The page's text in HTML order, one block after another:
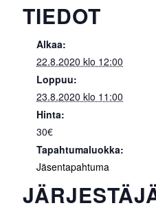
TIEDOT
Alkaa:
22.8.2020 klo 12:00
Loppuu:
23.8.2020 klo 11:00
Hinta:
30€
Tapahtumaluokka:
Jäsentapahtuma